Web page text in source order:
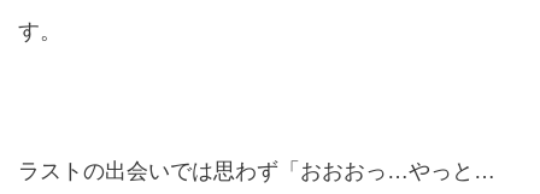
す。
ラストの出会いでは思わず 「おおおっ…やっと…